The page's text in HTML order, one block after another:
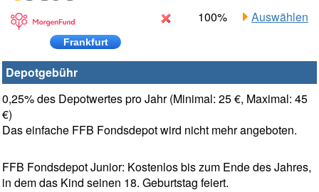
Frankfurt
100% Auswählen
Depotgebühr
0,25% des Depotwertes pro Jahr (Minimal: 25 €, Maximal: 45
€)
Das einfache FFB Fondsdepot wird nicht mehr angeboten.
FFB Fondsdepot Junior: Kostenlos bis zum Ende des Jahres,
in dem das Kind seinen 18. Geburtstag feiert.